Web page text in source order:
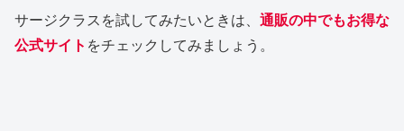
サージクラスを試してみたいときは、 通販の中でもお得な
公式サイト をチェックしてみましょう。